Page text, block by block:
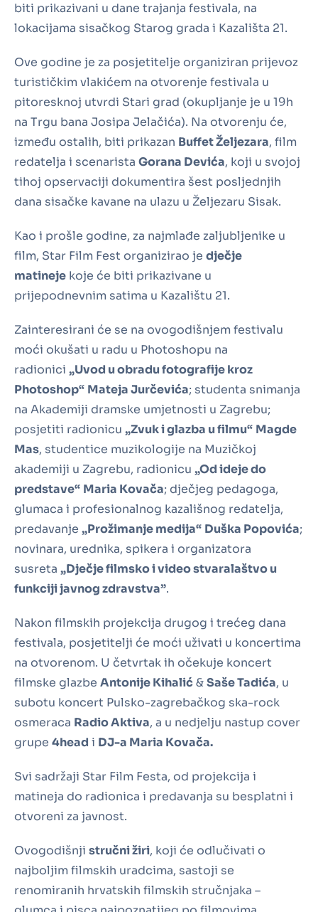
biti prikazivani u dane trajanja festivala, na
lokacijama sisačkog Starog grada i Kazališta 21.
Ove godine je za posjetitelje organiziran prijevoz
turističkim vlakićem na otvorenje festivala u
pitoresknoj utvrdi Stari grad (okupljanje je u 19h
na Trgu bana Josipa Jelačića). Na otvorenju će,
između ostalih, biti prikazan Buffet Željezara, film
redatelja i scenarista Gorana Devića, koji u svojoj
tihoj opservaciji dokumentira šest posljednjih
dana sisačke kavane na ulazu u Željezaru Sisak.
Kao i prošle godine, za najmlađe zaljubljenike u
film, Star Film Fest organizirao je dječje
matineje koje će biti prikazivane u
prijepodnevnim satima u Kazalištu 21.
Zainteresirani će se na ovogodišnjem festivalu
moći okušati u radu u Photoshopu na
radionici „Uvod u obradu fotografije kroz
Photoshop“ Mateja Jurčevića; studenta snimanja
na Akademiji dramske umjetnosti u Zagrebu;
posjetiti radionicu „Zvuk i glazba u filmu“ Magde
Mas, studentice muzikologije na Muzičkoj
akademiji u Zagrebu, radionicu „Od ideje do
predstave“ Maria Kovača; dječjeg pedagoga,
glumaca i profesionalnog kazališnog redatelja,
predavanje „Prožimanje medija“ Duška Popovića;
novinara, urednika, spikera i organizatora
susreta „Dječje filmsko i video stvaralaštvo u
funkciji javnog zdravstva”.
Nakon filmskih projekcija drugog i trećeg dana
festivala, posjetitelji će moći uživati u koncertima
na otvorenom. U četvrtak ih očekuje koncert
filmske glazbe Antonije Kihalić&Saše Tadića, u
subotu koncert Pulsko-zagrebačkog ska-rock
osmeraca Radio Aktiva, a u nedjelju nastup cover
grupe 4head i DJ-a Maria Kovača.
Svi sadržaji Star Film Festa, od projekcija i
matineja do radionica i predavanja su besplatni i
otvoreni za javnost.
Ovogodišnji stručni žiri, koji će odlučivati o
najboljim filmskih uradcima, sastoji se
renomiranih hrvatskih filmskih stručnjaka –